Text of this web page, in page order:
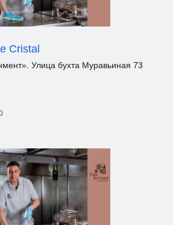
Cristal
Улица бухта Муравьиная 73